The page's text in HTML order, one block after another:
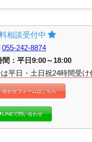
相談受付中
055-242-8874
間：平日9:00～18:00
平日・土日祝24時間受け
合わせフォームはこちら
LINEで問い合わせ